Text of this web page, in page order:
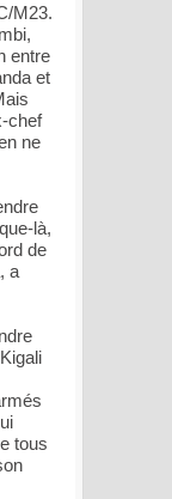
M23.
entre
et
chef
ne
là,
de
a
tous